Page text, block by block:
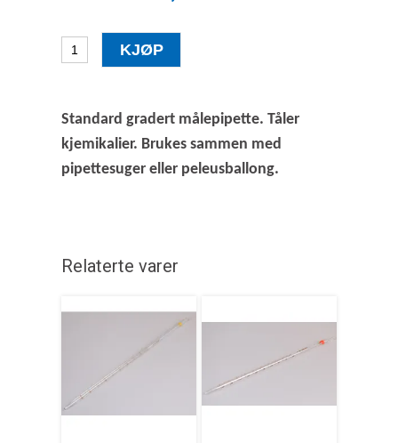
Standard gradert målepipette. Tåler
kjemikalier. Brukes sammen med
pipettesuger eller peleusballong.
Relaterte varer